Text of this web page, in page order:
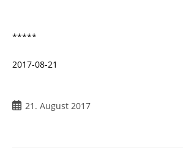
*****
2017-08-21
21. August 2017